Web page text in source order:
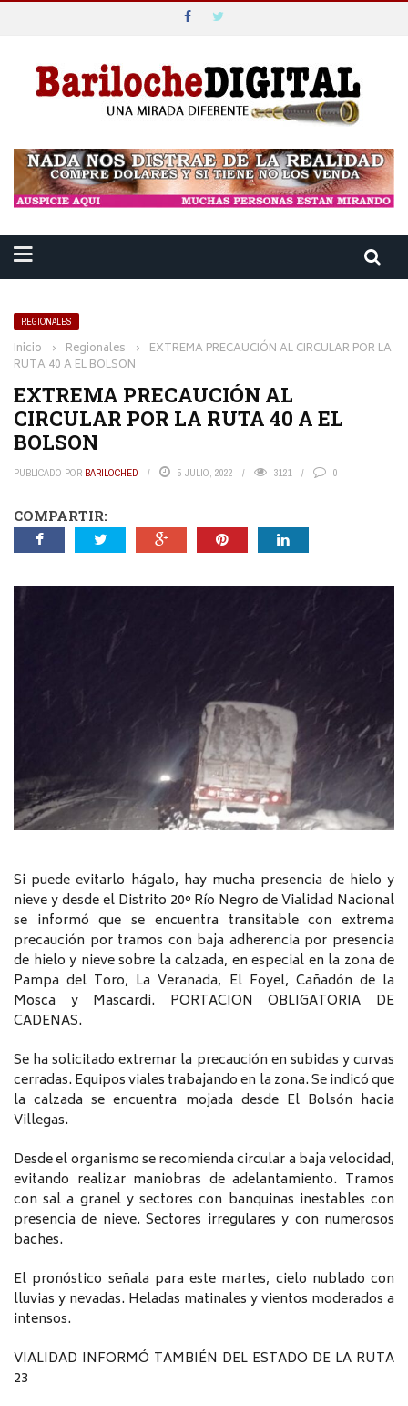
REGIONALES
Inicio › Regionales › EXTREMA PRECAUCIÓN AL CIRCULAR POR LA
RUTA 40 A EL BOLSON
EXTREMA PRECAUCIÓN AL
CIRCULAR POR LA RUTA 40 A EL
BOLSON
PUBLICADO POR BARILOCHED 5 JULIO, 2022 3121 0
COMPARTIR:
Si puede evitarlo hágalo, hay mucha presencia de hielo y
nieve y desde el Distrito 20° Río Negro de Vialidad Nacional
se informó que se encuentra transitable con extrema
precaución por tramos con baja adherencia por presencia
de hielo y nieve sobre la calzada, en especial en la zona de
Pampa del Toro, La Veranada, El Foyel, Cañadón de la
Mosca y Mascardi. PORTACION OBLIGATORIA DE
CADENAS.
Se ha solicitado extremar la precaución en subidas y curvas
cerradas. Equipos viales trabajando en la zona. Se indicó que
la calzada se encuentra mojada desde El Bolsón hacia
Villegas.
Desde el organismo se recomienda circular a baja velocidad,
evitando realizar maniobras de adelantamiento. Tramos
con sal a granel y sectores con banquinas inestables con
presencia de nieve. Sectores irregulares y con numerosos
baches.
El pronóstico señala para este martes, cielo nublado con
lluvias y nevadas. Heladas matinales y vientos moderados a
intensos.
VIALIDAD INFORMÓ TAMBIÉN DEL ESTADO DE LA RUTA
23